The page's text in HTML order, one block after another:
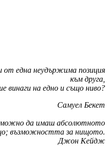
от една неудържима позиция
към друга,
винаги на едно и също ниво?
Самуел Бекет
да имаш абсолютното
възможността за нищото.
Джон Кейдж